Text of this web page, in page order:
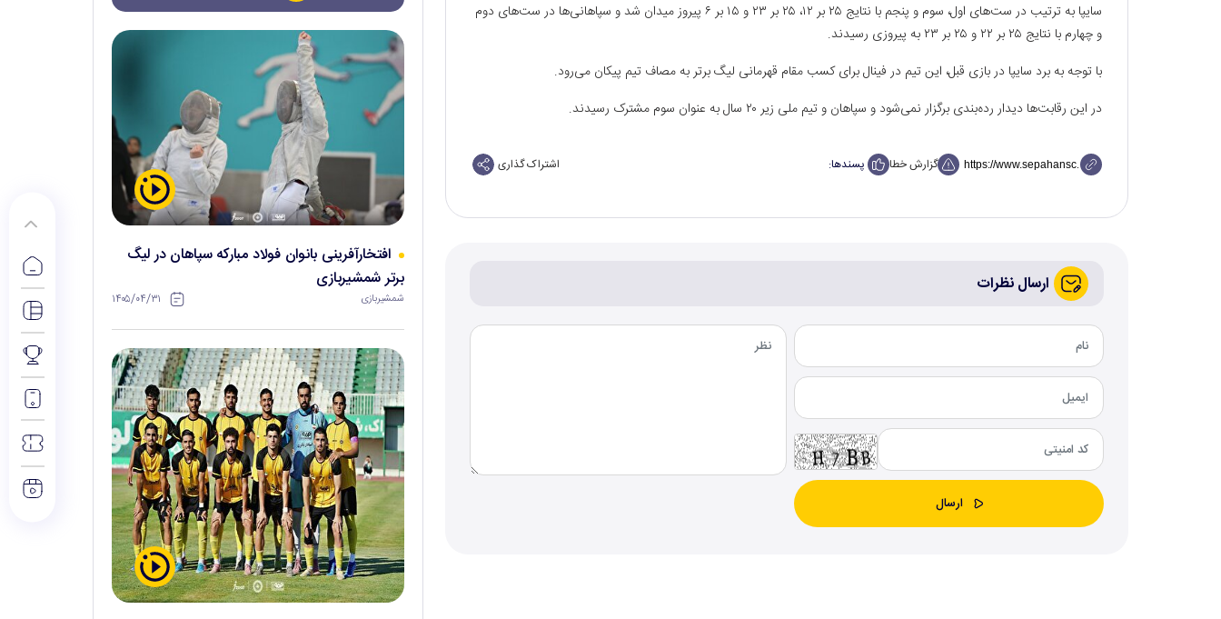
سایپا به ترتیب در ست‌‌های اول، سوم و پنجم با نتایج ۲۵ بر ۱۲، ۲۵ بر ۲۳ و ۱۵ بر ۶ پیروز میدان شد و سپاهانی‌ها در ست‌های دوم
و چهارم با نتایج ۲۵ بر ۲۲ و ۲۵ بر ۲۳ به پیروزی رسیدند.
با توجه به برد سایپا در بازی قبل، این تیم در فینال برای کسب مقام قهرمانی لیگ برتر به مصاف تیم پیکان می‌رود.
در این رقابت‌ها دیدار رده‌بندی برگزار نمی‌شود و سپاهان و تیم ملی زیر ۲۰ سال به عنوان سوم مشترک رسیدند.
گزارش خطا پسندها: اشتراک گذاری
ارسال نظرات
افتخارآفرینی بانوان فولاد مبارکه سپاهان در لیگ
برتر شمشیربازی
شمشیربازی ۱۴۰۵/۰۴/۳۱